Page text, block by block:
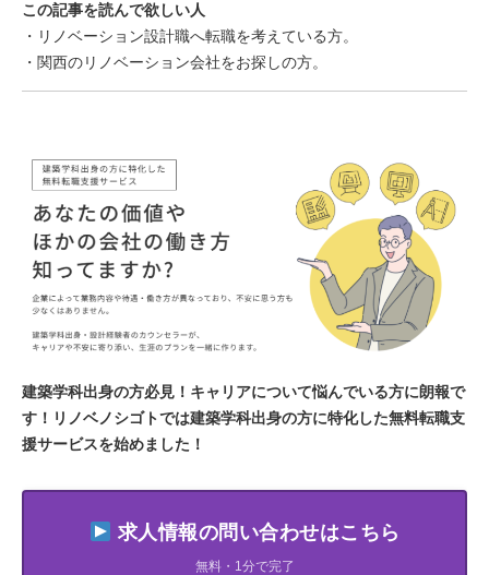
この記事を読んで欲しい人
・リノベーション設計職へ転職を考えている方。
・関西のリノベーション会社をお探しの方。
建築学科出身の方必見！キャリアについて悩んでいる方に朗報で
す！リノベノシゴトでは建築学科出身の方に特化した無料転職支
援サービスを始めました！
求人情報の問い合わせはこちら
無料・1分で完了